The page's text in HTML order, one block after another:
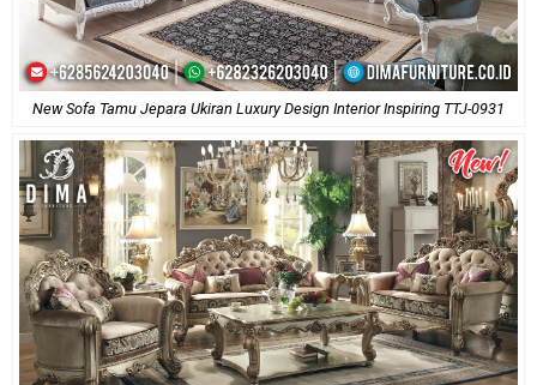
New Sofa Tamu Jepara Ukiran Luxury Design Interior Inspiring TTJ-0931